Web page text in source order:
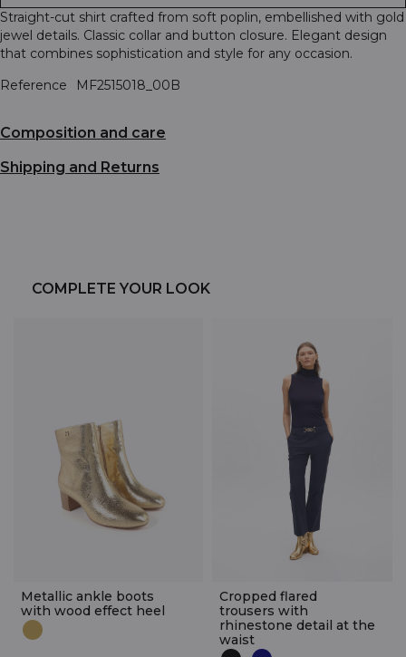
Straight-cut shirt crafted from soft poplin, embellished with gold
jewel details. Classic collar and button closure. Elegant design
that combines sophistication and style for any occasion.
Reference
MF2515018_00B
Composition and care
Shipping and Returns
COMPLETE YOUR LOOK
Metallic ankle boots
with wood effect heel
Cropped flared
trousers with
rhinestone detail at the
waist